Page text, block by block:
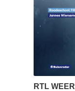
RTL WEER